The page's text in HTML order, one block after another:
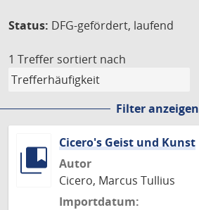
Status: DFG-gefördert, laufend
1 Treffer sortiert nach
Filter anzeigen
Cicero's Geist und Kunst
Autor
Cicero, Marcus Tullius
Importdatum: